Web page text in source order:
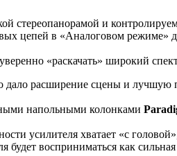
стереопанорамой и
цепей в «Аналоговом режиме»
«раскачать» широкий
дало расширение сцены и лучшую
напольными колонками
усилителя хватает «с
восприниматься как сильная